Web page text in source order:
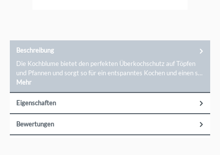
Beschreibung
Die Kochblume bietet den perfekten Überkochschutz auf Töpfen
und Pfannen und sorgt so für ein entspanntes Kochen und einen s…
Mehr
Eigenschaften
Bewertungen